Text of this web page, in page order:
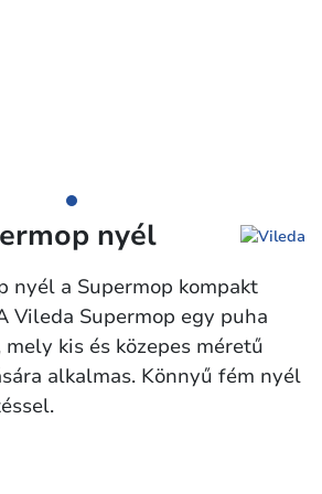
nyél
nyél a Supermop kompakt
Vileda Supermop egy puha
kis és közepes méretű
alkalmas. Könnyű fém nyél